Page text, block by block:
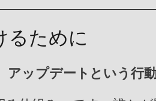
るために
アップデートという行